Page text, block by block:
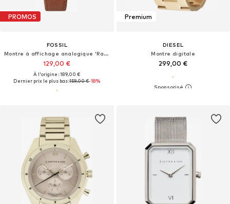
PROMOS
FOSSIL
Montre à affichage analogique 'Raquel'
129,00 €
À l'origine : 189,00 €
Dernier prix le plus bas :159,00 €-18%
Premium
DIESEL
Montre digitale
299,00 €